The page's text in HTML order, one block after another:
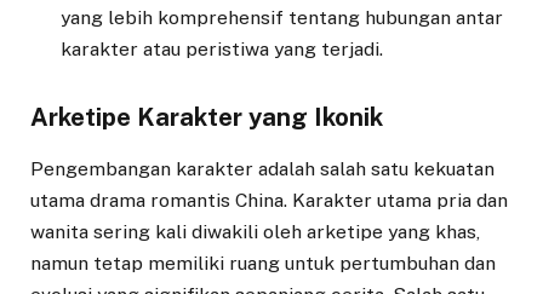
yang lebih komprehensif tentang hubungan antar
karakter atau peristiwa yang terjadi.
Arketipe Karakter yang Ikonik
Pengembangan karakter adalah salah satu kekuatan
utama drama romantis China. Karakter utama pria dan
wanita sering kali diwakili oleh arketipe yang khas,
namun tetap memiliki ruang untuk pertumbuhan dan